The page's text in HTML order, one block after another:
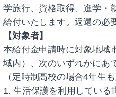
学旅行、資格取得、進学・
給付いたします。返還の必
【対象者】
本給付金申請時に対象地域
域内）、次のいずれかにあ
（定時制高校の場合4年生
1. 生活保護を利用している